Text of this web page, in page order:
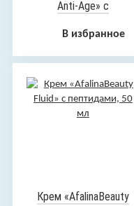
Anti-Age» с
В избранное
Крем «AfalinaBeauty